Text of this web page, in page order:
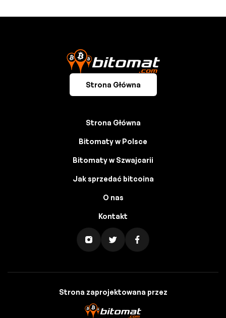
Strona Główna
Strona Główna
Bitomaty w Polsce
Bitomaty w Szwajcarii
Jak sprzedać bitcoina
O nas
Kontakt
Strona zaprojektowana przez